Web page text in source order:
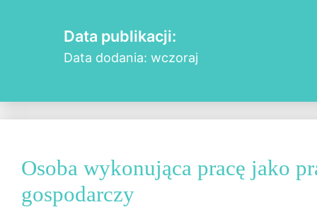
Data publikacji:
Data dodania: wczoraj
Osoba wykonująca pracę jako
gospodarczy